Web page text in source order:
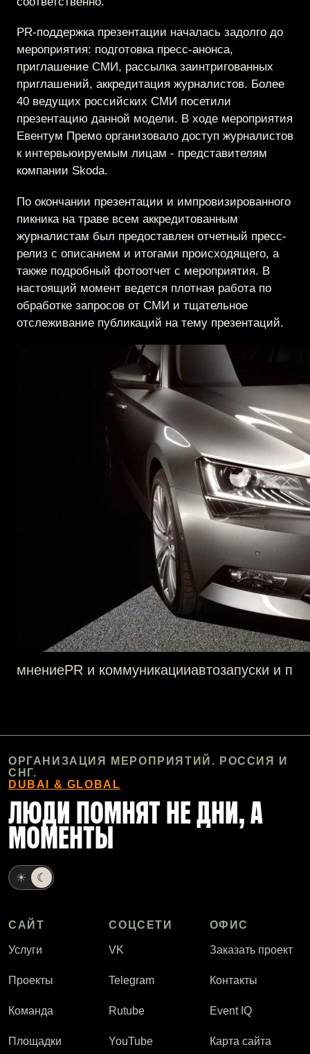
PR-поддержка презентации началась задолго до
мероприятия: подготовка пресс-анонса,
приглашение СМИ, рассылка заинтригованных
приглашений, аккредитация журналистов. Более
40 ведущих российских СМИ посетили
презентацию данной модели. В ходе мероприятия
Евентум Премо организовало доступ журналистов
к интервьюируемым лицам - представителям
компании Skoda.
По окончании презентации и импровизированного
пикника на траве всем аккредитованным
журналистам был предоставлен отчетный пресс-
релиз с описанием и итогами происходящего, а
также подробный фотоотчет с мероприятия. В
настоящий момент ведется плотная работа по
обработке запросов от СМИ и тщательное
отслеживание публикаций на тему презентаций.
мнениеPR и коммуникацииавтозапуски и
ОРГАНИЗАЦИЯ МЕРОПРИЯТИЙ. РОССИЯ И
СНГ.
DUBAI & GLOBAL
ЛЮДИ ПОМНЯТ НЕ ДНИ, А
МОМЕНТЫ
☀ ☾
САЙТ
Услуги
Проекты
Команда
Площадки
СОЦСЕТИ
VK
Telegram
Rutube
YouTube
ОФИС
Заказать проект
Контакты
Event IQ
Карта сайта